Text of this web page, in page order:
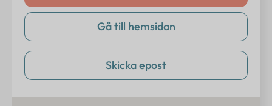
Gå till hemsidan
Skicka epost